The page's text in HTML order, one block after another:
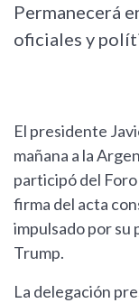
Permanecerá
oficiales y
El presidente
mañana a la
participó del
firma del acta
impulsado por su
Trump.
La delegación